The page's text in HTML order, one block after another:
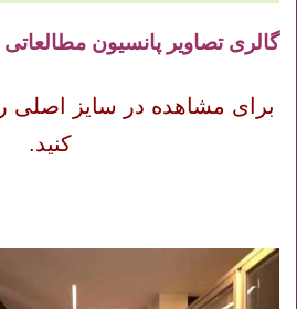
گالری تصاویر پانسیون
برای مشاهده در سایز
کنید.